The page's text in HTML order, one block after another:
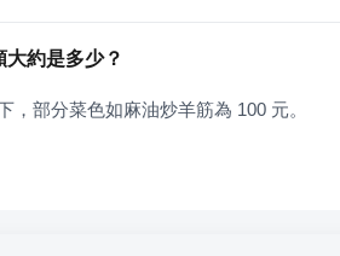
約是多少？
，部分菜色如麻油炒羊筋為 100 元。